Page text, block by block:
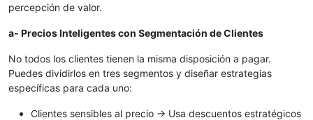
percepción de valor.
a- Precios Inteligentes con Segmentación de Clientes
No todos los clientes tienen la misma disposición a pagar.
Puedes dividirlos en tres segmentos y diseñar estrategias
específicas para cada uno:
Clientes sensibles al precio → Usa descuentos estratégicos